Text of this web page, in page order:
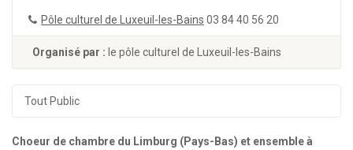
Pôle culturel de Luxeuil-les-Bains 03 84 40 56 20
Organisé par : le pôle culturel de Luxeuil-les-Bains
Tout Public
Choeur de chambre du Limburg (Pays-Bas) et ensemble à